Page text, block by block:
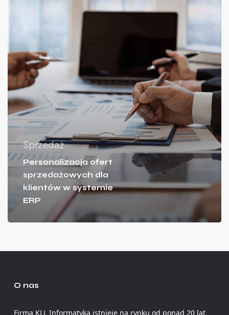
Sprzedaż
Personalizacja ofert
sprzedażowych dla
klientów w systemie
ERP
O nas
Firma KLL Informatyka istnieje na rynku od ponad 20 lat.